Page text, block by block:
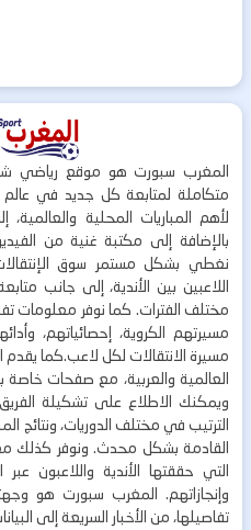
المغرب سبورت هو موقع رياضي
متكاملة لمتابعة كل جديد في
لأهم المباريات المحلية والعالمية،
بالإضافة إلى مكتبة غنية من
نغطي بشكل مستمر سوق
اللاعبين بين الأندية، إلى جانب
مختلف الفترات. كما نوفر معلومات
مسيرتهم الكروية، إحصائياتهم،
مسيرة الانتقالات لكل لاعب.كما
العالمية والعربية، مع صفحات خاصة
ويمكنك الاطلاع على تشكيلة
الترتيب في مختلف الدوريات، ونتائج
القادمة بشكل محدث. ونوفر كذلك
التي حققتها الأندية واللاعبون
وإنجازاتهم. المغرب سبورت هو
تفاصيلها، من الأخبار السريعة إلى